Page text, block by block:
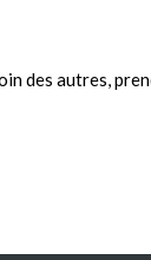
des autres,